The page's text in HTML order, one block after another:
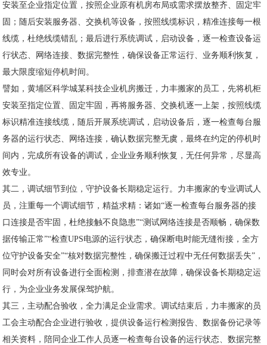
安装至企业指定位置，按照企业原有机房布局或需求摆放整齐、固定牢
固；随后安装服务器、交换机等设备，按照线缆标识，精准连接每一根
线缆，杜绝线缆错乱；最后进行系统调试，启动设备，逐一检查设备运
行状态、网络连接、数据完整性，确保设备正常运行、业务顺利恢复，
最大限度缩短停机时间。
譬如，黄埔区科学城某科技企业机房搬迁，力丰搬家的员工，先将机柜
安装至指定位置、固定牢固，再将服务器、交换机逐一上架，按照线缆
标识精准连接线缆，随后开展系统调试，启动设备后，逐一检查每台服
务器的运行状态、网络连接，确认数据完整无虞，最终在约定的停机时
间内，完成所有设备的调试，企业业务顺利恢复，无任何异常，尽显高
效专业。
其二，调试细节到位，守护设备长期稳定运行。力丰搬家的专业调试人
员，注重每一个调试细节，精益求精：诸如“逐一检查每台服务器的接
口连接是否牢固，杜绝接触不良隐患”“测试网络连接是否顺畅，确保数
据传输正常”“检查UPS电源的运行状态，确保断电时能无缝衔接，全方
位守护设备安全”“核对数据完整性，确保搬迁过程中无任何数据丢失”，
同时会对所有设备进行全面检测，排查潜在故障，确保设备长期稳定运
行，为企业业务发展保驾护航。
其三，主动配合验收，全力满足企业需求。调试结束后，力丰搬家的员
工会主动配合企业进行验收，提供设备运行检测报告、数据备份记录等
相关资料，陪同企业工作人员逐一检查每台设备的运行状态、数据完整